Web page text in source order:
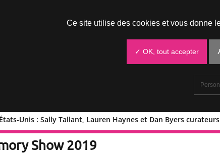
États-Unis : Sally Tallant, Lauren Haynes et Dan Byers
: Sally Tallant, Lauren Haynes et
Show 2019
Ce site utilise des cookies et vous donne
✓ OK, tout accepter